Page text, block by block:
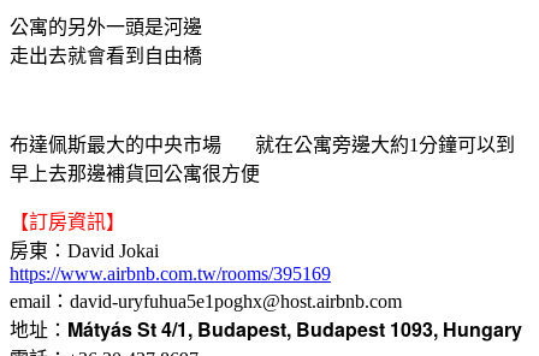
公寓的另外一頭是河邊
走出去就會看到自由橋
布達佩斯最大的中央市場 就在公寓旁邊大約1分鐘可以到
早上去那邊補貨回公寓很方便
【訂房資訊】
房東：David Jokai
https://www.airbnb.com.tw/rooms/395169
email：david-uryfuhua5e1poghx@host.airbnb.com
地址： Mátyás St 4/1, Budapest, Budapest 1093, Hungary